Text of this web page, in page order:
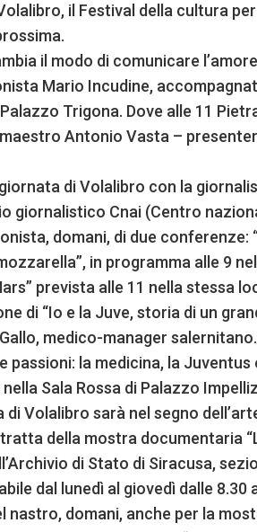
il Festival della cultura
il modo di comunicare
Mario Incudine,
Trigona. Dove alle 11
Antonio Vasta –
di Volalibro con la
giornalistico Cnai (Centro
domani, di due conferenze:
in programma alle 9
prevista alle 11 nella stessa
di “Io e la Juve, storia di un
medico-manager
passioni: la medicina, la Juventus
Sala Rossa di Palazzo
Volalibro sarà nel segno
tratta della mostra documentaria
di Stato di Siracusa,
dal lunedì al giovedì dalle 8.30
nastro, domani, anche per la